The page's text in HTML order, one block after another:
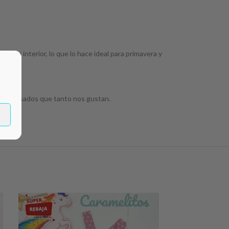
interior, lo que lo hace ideal para primavera y
que tanto nos gustan.